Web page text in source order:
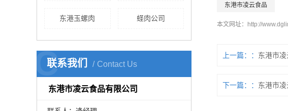
东港玉螺肉 蛏肉公司
联系我们 Contact Us
C
东港市凌云食品有限公司
东港市凌云食品
本文网址： http://
上一篇： 东港市凌
下一篇： 东港市